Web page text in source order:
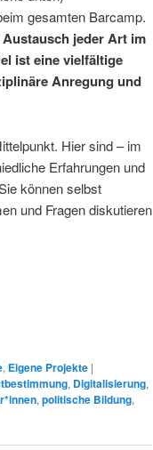
gesamten Barcamp.
jeder Art im
ist eine vielfältige
Anregung und
Hier sind – im
Erfahrungen und
können selbst
und Fragen diskutieren
, Eigene Projekte |
, Digitalisierung,
, politische Bildung,